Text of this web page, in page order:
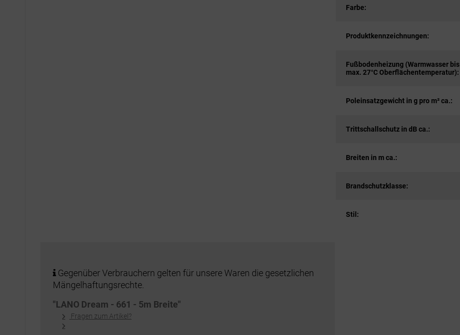
Farbe:
Produktkennzeichnungen:
Fußbodenheizung (Warmwasser bis
max. 27°C Oberflächentemperatur):
Poleinsatzgewicht in g pro m² ca.:
Trittschallschutz in dB ca.:
Breiten in m ca.:
Brandschutzklasse:
Stil:
Gegenüber Verbrauchern gelten für unsere Waren die gesetzlichen
Mängelhaftungsrechte.
"LANO Dream - 661 - 5m Breite"
Fragen zum Artikel?